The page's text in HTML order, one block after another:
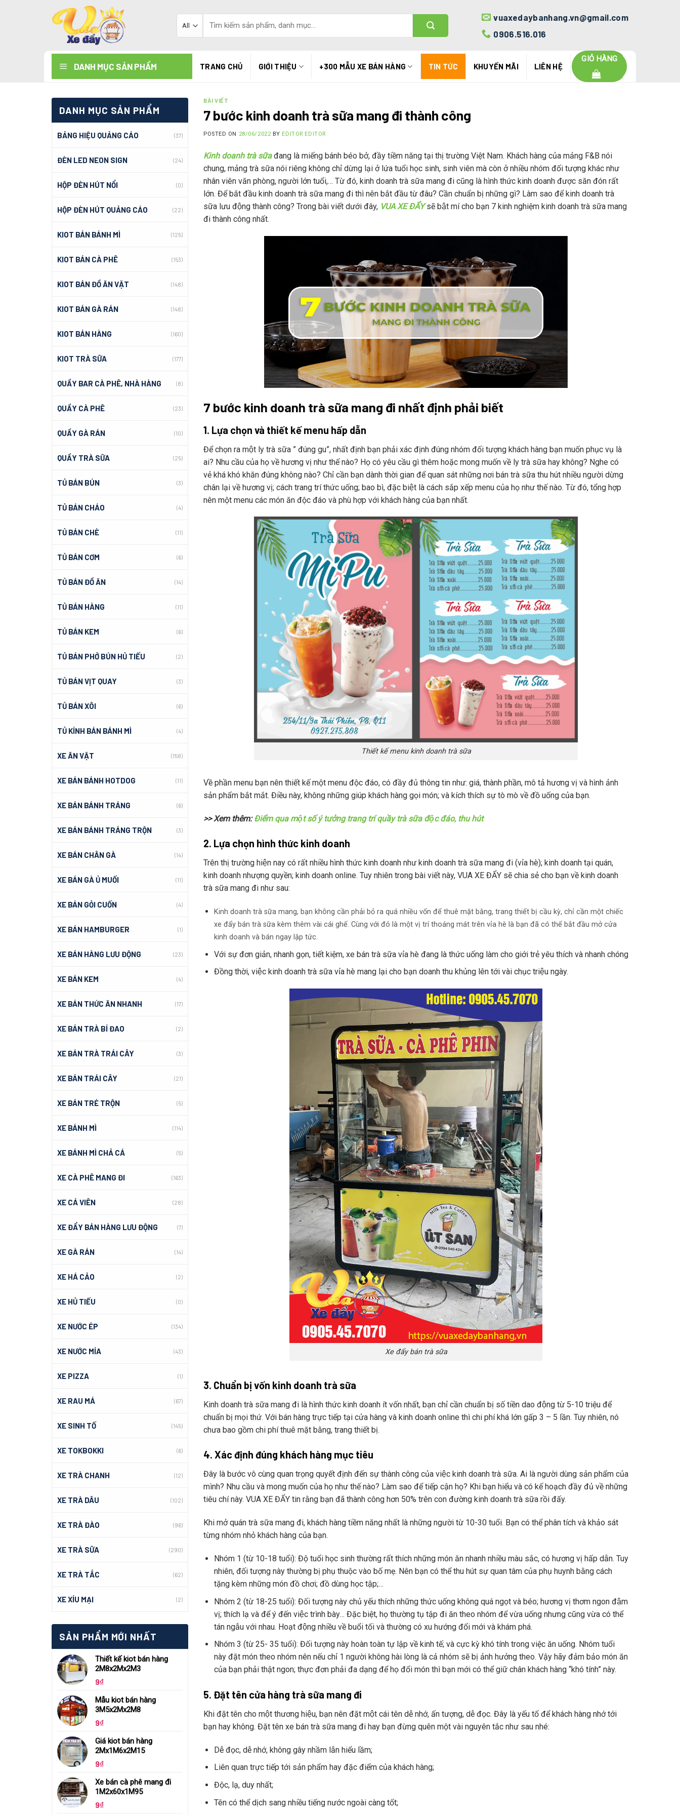
kiếm:
vuaxedaybanhang.vn@gmail.com
0906.516.016
DANH MỤC SẢN PHẨM TRANG CHỦ GIỚI THIỆU +300 MẪU XE BÁN HÀNG TIN TỨC KHUYẾN MÃI LIÊN HỆ
GIỎ HÀNG
DANH MỤC SẢN PHẨM
BẢNG HIỆU QUẢNG CÁO (37)
ĐÈN LED NEON SIGN (24)
HỘP ĐÈN HÚT NỔI (0)
HỘP ĐÈN HÚT QUẢNG CÁO (22)
KIOT BÁN BÁNH MÌ (125)
KIOT BÁN CÀ PHÊ (153)
KIOT BÁN ĐỒ ĂN VẶT (148)
KIOT BÁN GÀ RÁN (148)
KIOT BÁN HÀNG (160)
KIOT TRÀ SỮA (177)
QUẦY BAR CÀ PHÊ, NHÀ HÀNG (8)
QUẦY CÀ PHÊ (23)
QUẦY GÀ RÁN (10)
QUẦY TRÀ SỮA (25)
TỦ BÁN BÚN (3)
TỦ BÁN CHÁO (4)
TỦ BÁN CHÈ (11)
TỦ BÁN CƠM (6)
TỦ BÁN ĐỒ ĂN (14)
TỦ BÁN HÀNG (11)
TỦ BÁN KEM (6)
TỦ BÁN PHỞ BÚN HỦ TIẾU (2)
TỦ BÁN VỊT QUAY (3)
TỦ BÁN XÔI (6)
TỦ KÍNH BÁN BÁNH MÌ (4)
XE ĂN VẶT (158)
XE BÁN BÁNH HOTDOG (11)
XE BÁN BÁNH TRÁNG (6)
XE BÁN BÁNH TRÁNG TRỘN (3)
XE BÁN CHÂN GÀ (14)
XE BÁN GÀ Ủ MUỐI (11)
XE BÁN GỎI CUỐN (4)
XE BÁN HAMBURGER (1)
XE BÁN HÀNG LƯU ĐỘNG (23)
XE BÁN KEM (4)
XE BÁN THỨC ĂN NHANH (17)
XE BÁN TRÀ BÍ ĐAO (2)
XE BÁN TRÀ TRÁI CÂY (3)
XE BÁN TRÁI CÂY (21)
XE BÁN TRÉ TRỘN (5)
XE BÁNH MÌ (114)
XE BÁNH MÌ CHẢ CÁ (5)
XE CÀ PHÊ MANG ĐI (163)
XE CÁ VIÊN (28)
XE ĐẨY BÁN HÀNG LƯU ĐỘNG (7)
XE GÀ RÁN (14)
XE HÁ CẢO (2)
XE HỦ TIẾU (0)
XE NƯỚC ÉP (134)
XE NƯỚC MÍA (43)
XE PIZZA (1)
XE RAU MÁ (67)
XE SINH TỐ (145)
XE TOKBOKKI (6)
XE TRÀ CHANH (12)
XE TRÀ DÂU (102)
XE TRÀ ĐÀO (96)
XE TRÀ SỮA (290)
XE TRÀ TẮC (62)
XE XÍU MẠI (2)
SẢN PHẨM MỚI NHẤT
Thiết kế kiot bán hàng
2M8x2Mx2M3
9₫
Mẫu kiot bán hàng
3M5x2Mx2M8
9₫
Giá kiot bán hàng
2Mx1M6x2M15
9₫
Xe bán cà phê mang đi
1M2x60x1M95
9₫
BÀI VIẾT
7 bước kinh doanh trà sữa mang đi thành công
POSTED ON 28/06/2022BY EDITOR EDITOR
Kinh doanh trà sữađang là miếng bánh béo bở, đầy tiềm năng tại thị trường Việt Nam. Khách hàng của mảng F&B nói
chung, mảng trà sữa nói riêng không chỉ dừng lại ở lứa tuổi học sinh, sinh viên mà còn ở nhiều nhóm đối tượng khác như
nhân viên văn phòng, người lớn tuổi,… Từ đó, kinh doanh trà sữa mang đi cũng là hình thức kinh doanh được săn đón rất
lớn. Để bắt đầu kinh doanh trà sữa mang đi thì nên bắt đầu từ đâu? Cần chuẩn bị những gì? Làm sao để kinh doanh trà
sữa lưu động thành công? Trong bài viết dưới đây, VUA XE ĐẨYsẽ bật mí cho bạn 7 kinh nghiệm kinh doanh trà sữa mang
đi thành công nhất.
7 bước kinh doanh trà sữa mang đi nhất định phải biết
1. Lựa chọn và thiết kế menu hấp dẫn
Để chọn ra một ly trà sữa ” đúng gu”, nhất định bạn phải xác định đúng nhóm đối tượng khách hàng bạn muốn phục vụ là
ai? Nhu cầu của họ về hương vị như thế nào? Họ có yêu cầu gì thêm hoặc mong muốn về ly trà sữa hay không? Nghe có
vẻ khá khó khăn đúng không nào? Chỉ cần bạn dành thời gian để quan sát những nơi bán trà sữa thu hút nhiều người dừng
chân lại về hương vị; cách trang trí thức uống; bao bì, đặc biệt là cách sắp xếp menu của họ như thế nào. Từ đó, tổng hợp
nên một menu các món ăn độc đáo và phù hợp với khách hàng của bạn nhất.
Thiết kế menu kinh doanh trà sữa
Về phần menu bạn nên thiết kế một menu độc đáo, có đầy đủ thông tin như: giá, thành phần, mô tả hương vị và hình ảnh
sản phẩm bắt mắt. Điều này, không những giúp khách hàng gọi món; và kích thích sự tò mò về đồ uống của bạn.
>> Xem thêm:Điểm qua một số ý tưởng trang trí quầy trà sữa độc đáo, thu hút
2. Lựa chọn hình thức kinh doanh
Trên thị trường hiện nay có rất nhiều hình thức kinh doanh như kinh doanh trà sữa mang đi (vỉa hè); kinh doanh tại quán,
kinh doanh nhượng quyền; kinh doanh online. Tuy nhiên trong bài viết này, VUA XE ĐẨY sẽ chia sẻ cho bạn về kinh doanh
trà sữa mang đi như sau:
Kinh doanh trà sữa mang, bạn không cần phải bỏ ra quá nhiều vốn để thuê mặt bằng, trang thiết bị cầu kỳ, chỉ cần một chiếc
xe đẩy bán trà sữa kèm thêm vài cái ghế. Cùng với đó là một vị trí thoáng mát trên vỉa hè là bạn đã có thể bắt đầu mở cửa
kinh doanh và bán ngay lập tức.
Với sự đơn giản, nhanh gọn, tiết kiệm, xe bán trà sữa vỉa hè đang là thức uống làm cho giới trẻ yêu thích và nhanh chóng
Đồng thời, việc kinh doanh trà sữa vỉa hè mang lại cho bạn doanh thu khủng lên tới vài chục triệu ngày.
Xe đẩy bán trà sữa
3. Chuẩn bị vốn kinh doanh trà sữa
Kinh doanh trà sữa mang đi là hình thức kinh doanh ít vốn nhất, bạn chỉ cần chuẩn bị số tiền dao động từ 5-10 triệu để
chuẩn bị mọi thứ. Với bán hàng trực tiếp tại cửa hàng và kinh doanh online thì chi phí khá lớn gấp 3 – 5 lần. Tuy nhiên, nó
chưa bao gồm chi phí thuê mặt bằng, trang thiết bị.
4. Xác định đúng khách hàng mục tiêu
Đây là bước vô cùng quan trọng quyết định đến sự thành công của việc kinh doanh trà sữa. Ai là người dùng sản phẩm của
mình? Nhu cầu và mong muốn của họ như thế nào? Làm sao để tiếp cận họ? Khi bạn hiểu và có kế hoạch đầy đủ về những
tiêu chí này. VUA XE ĐẨY tin rằng bạn đã thành công hơn 50% trên con đường kinh doanh trà sữa rồi đấy.
Khi mở quán trà sữa mang đi, khách hàng tiềm năng nhất là những người từ 10-30 tuổi. Bạn có thể phân tích và khảo sát
từng nhóm nhỏ khách hàng của bạn.
Nhóm 1 (từ 10-18 tuổi): Độ tuổi học sinh thường rất thích những món ăn nhanh nhiều màu sắc, có hương vị hấp dẫn. Tuy
nhiên, đối tượng này thường bị phụ thuộc vào bố mẹ. Nên bạn có thể thu hút sự quan tâm của phụ huynh bằng cách
tặng kèm những món đồ chơi; đồ dùng học tập;…
Nhóm 2 (từ 18-25 tuổi): Đối tượng này chủ yếu thích những thức uống không quá ngọt và béo; hương vị thơm ngon đậm
vị; thích lạ và để ý đến việc trình bày… Đặc biệt, họ thường tụ tập đi ăn theo nhóm để vừa uống nhưng cũng vừa có thể
tán ngẫu với nhau. Hoạt động nhiều về buổi tối và thường có xu hướng đổi mới và khám phá.
Nhóm 3 (từ 25- 35 tuổi): Đối tượng này hoàn toàn tự lập về kinh tế; và cực kỳ khó tính trong việc ăn uống. Nhóm tuổi
này đặt món theo nhóm nên nếu chỉ 1 người không hài lòng là cả nhóm sẽ bị ảnh hưởng theo. Vậy hãy đảm bảo món ăn
của bạn phải thật ngon; thực đơn phải đa dạng để họ đổi món thì bạn mới có thể giữ chân khách hàng “khó tính” này.
5. Đặt tên cửa hàng trà sữa mang đi
Khi đặt tên cho một thương hiệu, bạn nên đặt một cái tên dễ nhớ, ấn tượng, dễ đọc. Đây là yếu tố để khách hàng nhớ tới
bạn hay không. Đặt tên xe bán trà sữa mang đi hay bạn đừng quên một vài nguyên tắc như sau nhé:
Dễ đọc, dễ nhớ, không gây nhầm lẫn hiểu lầm;
Liên quan trực tiếp tới sản phẩm hay đặc điểm của khách hàng;
Độc, lạ, duy nhất;
Tên có thể dịch sang nhiều tiếng nước ngoài càng tốt;